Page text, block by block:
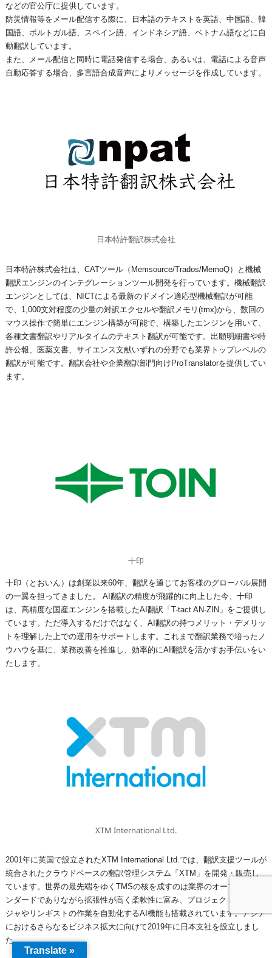
などの官公庁に提供しています。
防災情報等をメール配信する際に、日本語のテキストを英語、中国語、韓
国語、ポルトガル語、スペイン語、インドネシア語、ベトナム語などに自
動翻訳しています。
また、メール配信と同時に電話発信する場合、あるいは、電話による音声
自動応答する場合、多言語合成音声によりメッセージを作成しています。
日本特許翻訳株式会社
日本特許株式会社は、CATツール（Memsource/Trados/MemoQ）と機械
翻訳エンジンのインテグレーションツール開発を行っています。機械翻訳
エンジンとしては、NICTによる最新のドメイン適応型機械翻訳が可能
で、1,000文対程度の少量の対訳エクセルや翻訳メモリ(tmx)から、数回の
マウス操作で簡単にエンジン構築が可能で、構築したエンジンを用いて、
各種文書翻訳やリアルタイムのテキスト翻訳が可能です。出願明細書や特
許公報、医薬文書、サイエンス文献いずれの分野でも業界トップレベルの
翻訳が可能です。翻訳会社や企業翻訳部門向けProTranslatorを提供してい
ます。
十印
十印（とおいん）は創業以来60年、翻訳を通じてお客様のグローバル展開
の一翼を担ってきました。 AI翻訳の精度が飛躍的に向上した今、十印
は、高精度な国産エンジンを搭載したAI翻訳「T-tact AN-ZIN」をご提供し
ています。ただ導入するだけではなく、AI翻訳の持つメリット・デメリッ
トを理解した上での運用をサポートします。これまで翻訳業務で培ったノ
ウハウを基に、業務改善を推進し、効率的にAI翻訳を活かすお手伝いをい
たします。
XTM International Ltd.
2001年に英国で設立されたXTM International Ltd.では、翻訳支援ツールが
統合されたクラウドベースの翻訳管理システム「XTM」を開発・販売し
ています。世界の最先端をゆくTMSの核を成すのは業界のオープン スタ
ンダードでありながら拡張性が高く柔軟性に富み、プロジェクト マネー
ジャやリンギストの作業を自動化するAI機能も搭載されています。アジア
におけるさらなるビジネス拡大に向けて2019年に日本支社を設立しまし
た。
Translate »